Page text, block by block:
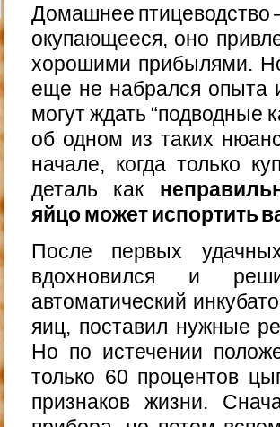
Домашнее птицеводство
окупающееся, оно
хорошими прибылями.
еще не набрался опыта
могут ждать “подводные
об одном из таких
начале, когда только
деталь как
яйцо может испортить
После первых
вдохновился и
автоматический
яиц, поставил нужные
Но по истечении
только 60 процентов
признаков жизни.